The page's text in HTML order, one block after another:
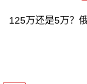
125万还是5万？